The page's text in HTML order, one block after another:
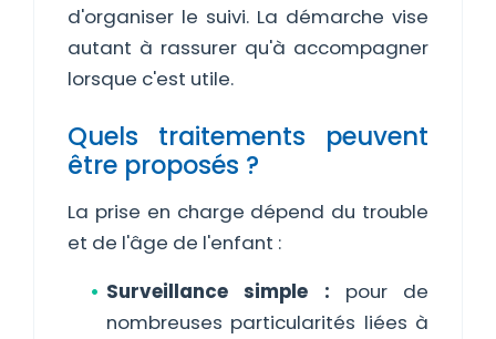
d'organiser le suivi. La démarche vise
autant à rassurer qu'à accompagner
lorsque c'est utile.
Quels traitements peuvent
être proposés ?
La prise en charge dépend du trouble
et de l'âge de l'enfant :
Surveillance simple : pour de
nombreuses particularités liées à